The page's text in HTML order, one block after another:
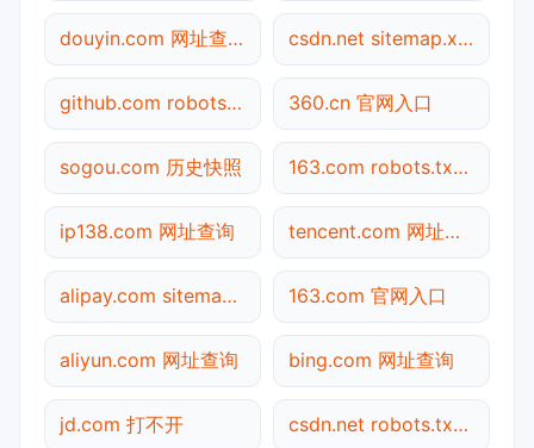
douyin.com 网址查询 csdn.net sitemap.xml检测
github.com robots.txt检测 360.cn 官网入口
sogou.com 历史快照 163.com robots.txt检测
ip138.com 网址查询 tencent.com 网址查询
alipay.com sitemap.xml检测 163.com 官网入口
aliyun.com 网址查询 bing.com 网址查询
jd.com 打不开 csdn.net robots.txt检测